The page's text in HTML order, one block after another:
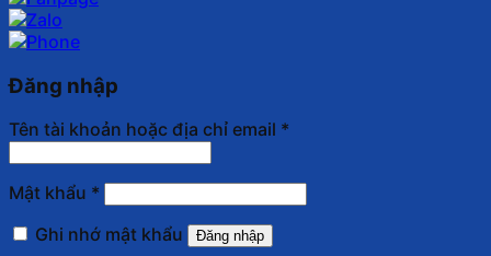
Đăng nhập
Tên tài khoản hoặc địa chỉ email *
Mật khẩu *
Ghi nhớ mật khẩu
Đăng nhập